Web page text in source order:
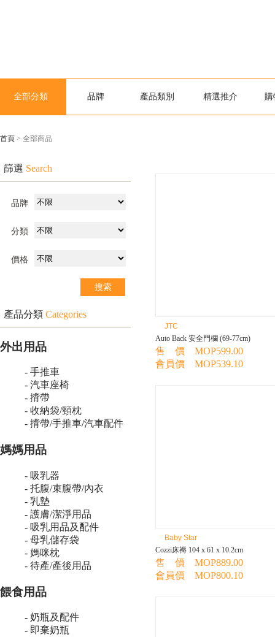
全部分類 品牌 產品類別 精選推介 購
首頁 > 全部商品
篩選 Search
品牌
分類
價格
產品分類 Categories
外出用品
- 手推車
- 汽車座椅
- 揹帶
- 收納袋/頸枕
- 揹帶/手推車/汽車配件
媽媽用品
- 吸乳器
- 托腹/束腹帶/內衣
- 乳墊
- 護膚/潔淨用品
- 吸乳用品及配件
- 母乳儲存袋
- 媽咪枕
- 待產/產後用品
餵食用品
- 奶瓶及配件
- 即棄奶瓶
JTC
Auto Back 安全門欄 (69-77cm)
售 價 MOP599.00
會員價 MOP539.10
Baby Star
Cozzi床褥 104 x 61 x 10.2cm
售 價 MOP889.00
會員價 MOP800.10